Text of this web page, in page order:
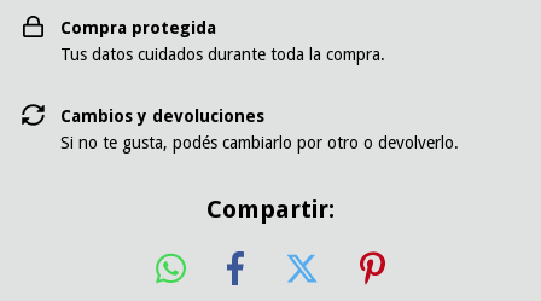
Compra protegida
Tus datos cuidados durante toda la compra.
Cambios y devoluciones
Si no te gusta, podés cambiarlo por otro o devolverlo.
Compartir: